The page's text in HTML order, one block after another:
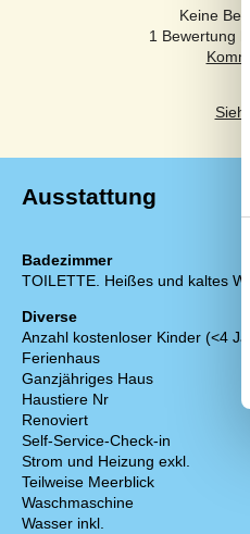
Keine
1 Bewertung
Ausstattung
Badezimmer
TOILETTE. Heißes und kaltes
Diverse
Anzahl kostenloser Kinder (<4
Ferienhaus
Ganzjähriges Haus
Haustiere Nr
Renoviert
Self-Service-Check-in
Strom und Heizung exkl.
Teilweise Meerblick
Waschmaschine
Wasser inkl.